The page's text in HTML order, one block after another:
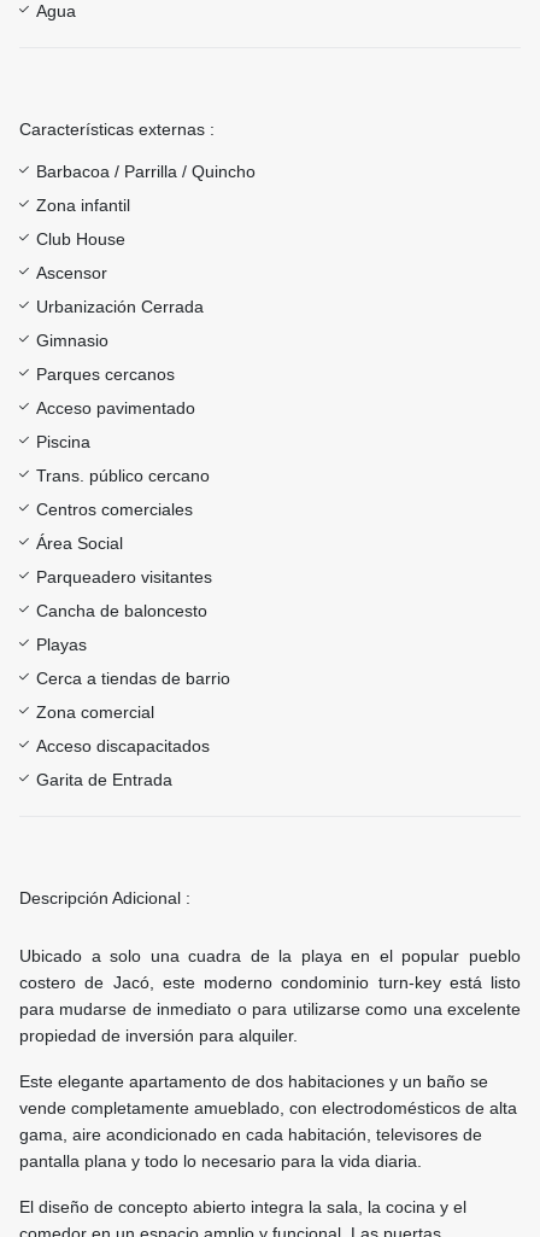
Agua
Características externas :
Barbacoa / Parrilla / Quincho
Zona infantil
Club House
Ascensor
Urbanización Cerrada
Gimnasio
Parques cercanos
Acceso pavimentado
Piscina
Trans. público cercano
Centros comerciales
Área Social
Parqueadero visitantes
Cancha de baloncesto
Playas
Cerca a tiendas de barrio
Zona comercial
Acceso discapacitados
Garita de Entrada
Descripción Adicional :
Ubicado a solo una cuadra de la playa en el popular pueblo
costero de Jacó, este moderno condominio turn-key está listo
para mudarse de inmediato o para utilizarse como una excelente
propiedad de inversión para alquiler.
Este elegante apartamento de dos habitaciones y un baño se
vende completamente amueblado, con electrodomésticos de alta
gama, aire acondicionado en cada habitación, televisores de
pantalla plana y todo lo necesario para la vida diaria.
El diseño de concepto abierto integra la sala, la cocina y el